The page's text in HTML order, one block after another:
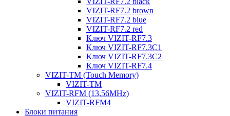
VIZIT-RF7.2 brown
VIZIT-RF7.2 blue
VIZIT-RF7.2 red
Ключ VIZIT-RF7.3
Ключ VIZIT-RF7.3C1
Ключ VIZIT-RF7.3C2
Ключ VIZIT-RF7.4
VIZIT-TM (Touch Memory)
VIZIT-TM
VIZIT-RFM (13,56MHz)
VIZIT-RFM4
Блоки питания